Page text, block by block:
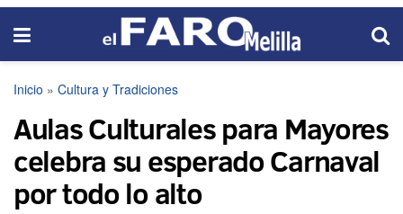
Inicio » Cultura y Tradiciones
Aulas Culturales para Mayores
celebra su esperado Carnaval
por todo lo alto